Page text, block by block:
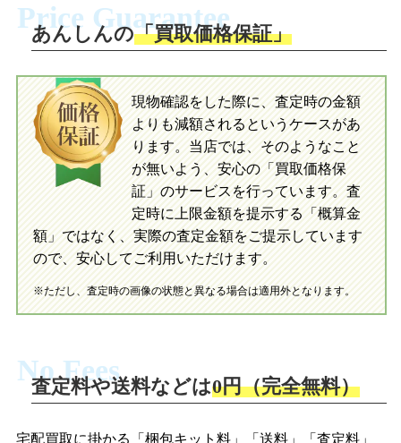
送。当店へ無料で発送いただけます。
入金完了
当店に査定したおもちゃがご到着後、ご
指定の口座に即日入金可能です。
買取の流れ 写真の撮影方法
ださい。お電話にて集荷依頼を行い発
送。当店へ無料で発送いただけます。
当店に査定したおもちゃがご到着後、ご
指定の口座に即日入金可能です。
初めての方へ LINE査定の流れ 写真の撮影方法
Price Guarantee
あんしんの「買取価格保証」
現物確認をした際に、査定時の金額
よりも減額されるというケースがあ
ります。当店では、そのようなこと
が無いよう、安心の「買取価格保
証」のサービスを行っています。査
定時に上限金額を提示する「概算金
額」ではなく、実際の査定金額をご提示しています
ので、安心してご利用いただけます。
※ただし、査定時の画像の状態と異なる場合は適用外となります。
No Fees
査定料や送料などは0円（完全無料）
宅配買取に掛かる「梱包キット料」「送料」「査定料」